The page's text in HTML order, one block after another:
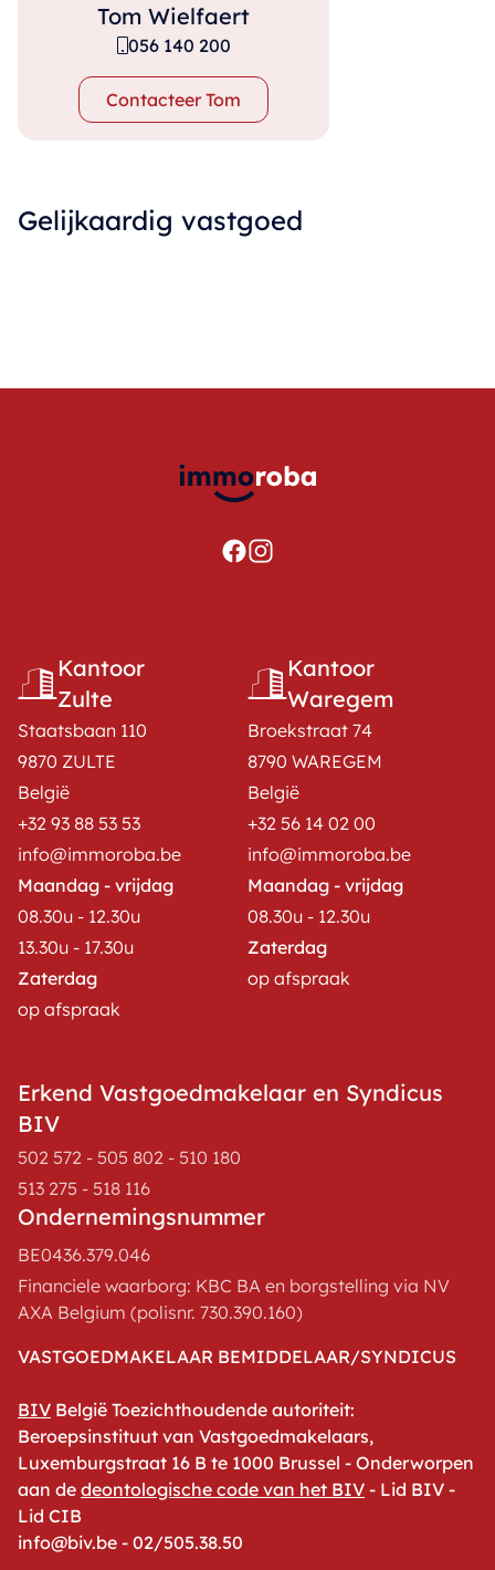
Tom Wielfaert
056 140 200
Contacteer Tom
Gelijkaardig vastgoed
Kantoor
Zulte
Staatsbaan 110
9870 ZULTE
België
+32 93 88 53 53
info@immoroba.be
Maandag - vrijdag
08.30u - 12.30u
13.30u - 17.30u
Zaterdag
op afspraak
Kantoor
Waregem
Broekstraat 74
8790 WAREGEM
België
+32 56 14 02 00
info@immoroba.be
Maandag - vrijdag
08.30u - 12.30u
Zaterdag
op afspraak
Erkend Vastgoedmakelaar en Syndicus
BIV
502 572 - 505 802 - 510 180
513 275 - 518 116
Ondernemingsnummer
BE0436.379.046
Financiele waarborg: KBC BA en borgstelling via NV
AXA Belgium (polisnr. 730.390.160)
VASTGOEDMAKELAAR BEMIDDELAAR/SYNDICUS
BIV België Toezichthoudende autoriteit:
Beroepsinstituut van Vastgoedmakelaars,
Luxemburgstraat 16 B te 1000 Brussel - Onderworpen
aan de deontologische code van het BIV - Lid BIV -
Lid CIB
info@biv.be - 02/505.38.50